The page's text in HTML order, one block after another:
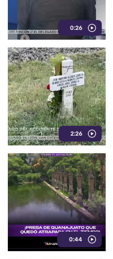
0:26
2:26
0:44